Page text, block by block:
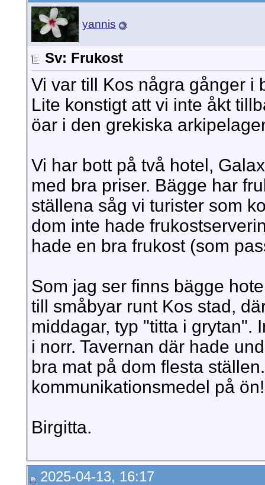
yannis
Sv: Frukost
Vi var till Kos några gånger i
Lite konstigt att vi inte åkt
öar i den grekiska
Vi har bott på två hotel,
med bra priser. Bägge har
ställena såg vi turister som
dom inte hade
hade en bra frukost (som
Som jag ser finns bägge
till småbyar runt Kos stad,
middagar, typ "titta i grytan".
i norr. Tavernan där hade
bra mat på dom flesta
kommunikationsmedel på ön!
Birgitta.
2025-04-13, 16:17